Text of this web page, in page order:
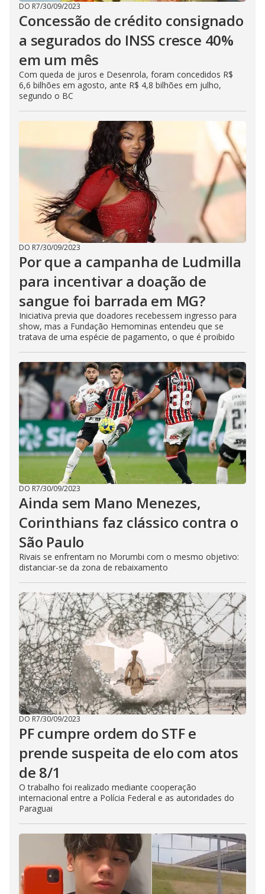
DO R7/30/09/2023
Concessão de crédito consignado
a segurados do INSS cresce 40%
em um mês
Com queda de juros e Desenrola, foram concedidos R$
6,6 bilhões em agosto, ante R$ 4,8 bilhões em julho,
segundo o BC
DO R7/30/09/2023
Por que a campanha de Ludmilla
para incentivar a doação de
sangue foi barrada em MG?
Iniciativa previa que doadores recebessem ingresso para
show, mas a Fundação Hemominas entendeu que se
tratava de uma espécie de pagamento, o que é proibido
DO R7/30/09/2023
Ainda sem Mano Menezes,
Corinthians faz clássico contra o
São Paulo
Rivais se enfrentam no Morumbi com o mesmo objetivo:
distanciar-se da zona de rebaixamento
DO R7/30/09/2023
PF cumpre ordem do STF e
prende suspeita de elo com atos
de 8/1
O trabalho foi realizado mediante cooperação
internacional entre a Polícia Federal e as autoridades do
Paraguai